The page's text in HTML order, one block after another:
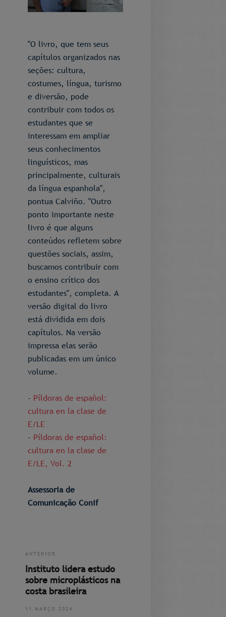
"O livro, que tem seus
capítulos organizados nas
seções: cultura,
costumes, língua, turismo
e diversão, pode
contribuir com todos os
estudantes que se
interessam em ampliar
seus conhecimentos
linguísticos, mas
principalmente, culturais
da língua espanhola",
pontua Calviño. "Outro
ponto importante neste
livro é que alguns
conteúdos refletem sobre
questões sociais, assim,
buscamos contribuir com
o ensino crítico dos
estudantes", completa. A
versão digital do livro
está dividida em dois
capítulos. Na versão
impressa elas serão
publicadas em um único
volume.
- Píldoras de español:
cultura en la clase de
E/LE
- Píldoras de español:
cultura en la clase de
E/LE, Vol. 2
Assessoria de
Comunicação Conif
ANTERIOR
Instituto lidera estudo
sobre microplásticos na
costa brasileira
11 MARÇO 2024